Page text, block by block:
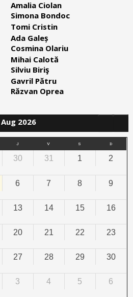
Amalia Ciolan
Simona Bondoc
Tomi Cristin
Ada Galeș
Cosmina Olariu
Mihai Calotă
Silviu Biriş
Gavril Pătru
Răzvan Oprea
Aug 2026
J V S D
30 31 1 2
6 7 8 9
13 14 15 16
20 21 22 23
27 28 29 30
3 4 5 6